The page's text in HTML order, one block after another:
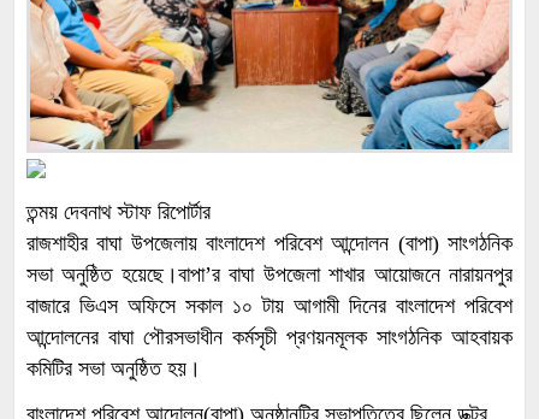
তন্ময় দেবনাথ স্টাফ রিপোর্টার
রাজশাহীর বাঘা উপজেলায় বাংলাদেশ পরিবেশ আন্দোলন (বাপা) সাংগঠনিক
সভা অনুষ্ঠিত হয়েছে।বাপা’র বাঘা উপজেলা শাখার আয়োজনে নারায়নপুর
বাজারে ভিএস অফিসে সকাল ১০ টায় আগামী দিনের বাংলাদেশ পরিবেশ
আন্দোলনের বাঘা পৌরসভাধীন কর্মসৃচী প্রণয়নমূলক সাংগঠনিক আহবায়ক
কমিটির সভা অনুষ্ঠিত হয়।
বাংলাদেশ পরিবেশ আন্দোলন(বাপা) অনুষ্ঠানটির সভাপতিত্বে ছিলেন ডক্টর